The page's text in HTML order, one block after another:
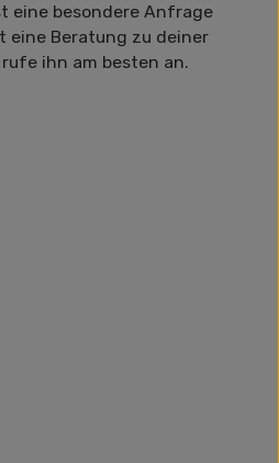
eine besondere Anfrage
eine Beratung zu deiner
ihn am besten an.